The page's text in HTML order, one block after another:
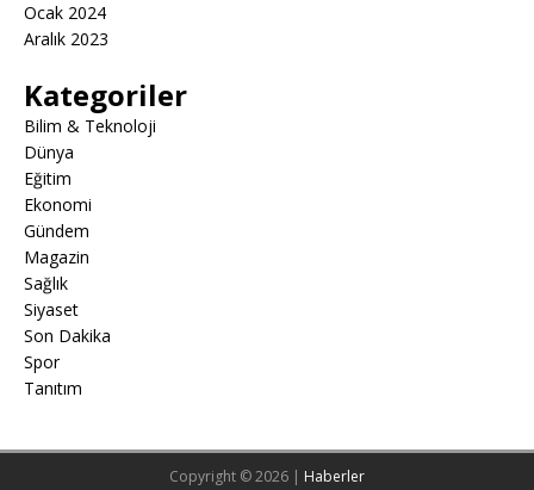
Ocak 2024
Aralık 2023
Kategoriler
Bilim & Teknoloji
Dünya
Eğitim
Ekonomi
Gündem
Magazin
Sağlık
Siyaset
Son Dakika
Spor
Tanıtım
Copyright © 2026 | Haberler